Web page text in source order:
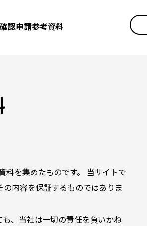
認申請参考資料
料を集めたものです。 当サイトで
内容を保証するものではありま
、当社は一切の責任を負いかね